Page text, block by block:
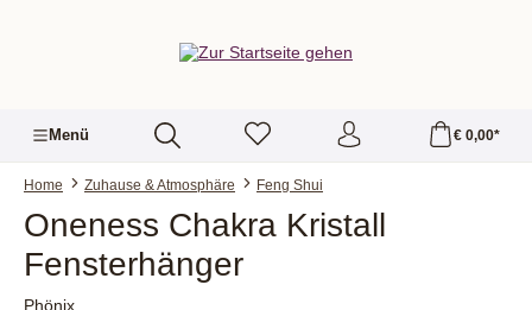
Menü € 0,00*
Home Zuhause & Atmosphäre Feng Shui
Oneness Chakra Kristall
Fensterhänger
Phönix